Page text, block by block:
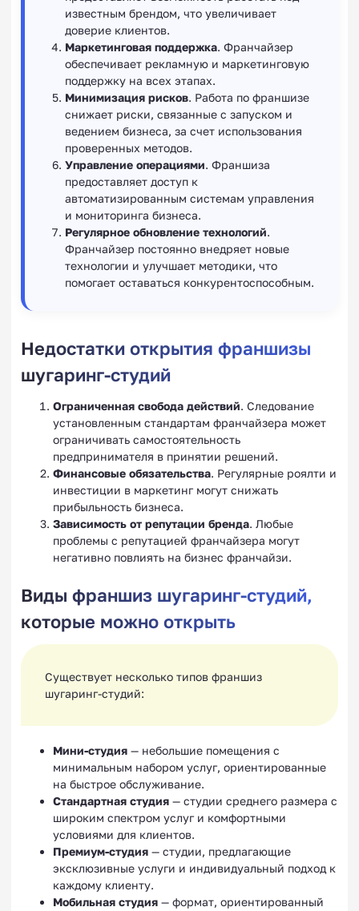
известным брендом, что увеличивает
доверие клиентов.
Маркетинговая поддержка. Франчайзер
обеспечивает рекламную и маркетинговую
поддержку на всех этапах.
Минимизация рисков. Работа по франшизе
снижает риски, связанные с запуском и
ведением бизнеса, за счет использования
проверенных методов.
Управление операциями. Франшиза
предоставляет доступ к
автоматизированным системам управления
и мониторинга бизнеса.
Регулярное обновление технологий.
Франчайзер постоянно внедряет новые
технологии и улучшает методики, что
помогает оставаться конкурентоспособным.
Недостатки открытия франшизы
шугаринг-студий
Ограниченная свобода действий. Следование
установленным стандартам франчайзера может
ограничивать самостоятельность
предпринимателя в принятии решений.
Финансовые обязательства. Регулярные роялти и
инвестиции в маркетинг могут снижать
прибыльность бизнеса.
Зависимость от репутации бренда. Любые
проблемы с репутацией франчайзера могут
негативно повлиять на бизнес франчайзи.
Виды франшиз шугаринг-студий,
которые можно открыть
Существует несколько типов франшиз
шугаринг-студий:
Мини-студия — небольшие помещения с
минимальным набором услуг, ориентированные
на быстрое обслуживание.
Стандартная студия — студии среднего размера с
широким спектром услуг и комфортными
условиями для клиентов.
Премиум-студия — студии, предлагающие
эксклюзивные услуги и индивидуальный подход к
каждому клиенту.
Мобильная студия — формат, ориентированный